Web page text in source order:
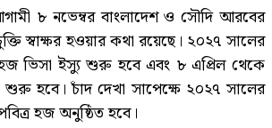
৮ নভেম্বর বাংলাদেশ ও সৌদি আরবের
স্বাক্ষর হওয়ার কথা রয়েছে। ২০২৭ সালের
ভিসা ইস্যু শুরু হবে এবং ৮ এপ্রিল থেকে
শুরু হবে। চাঁদ দেখা সাপেক্ষে ২০২৭ সালের
হজ অনুষ্ঠিত হবে।